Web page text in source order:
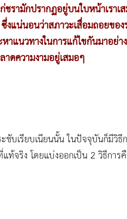
ามักปรากฏอยู่บนใบหน้าเราเ
งแน่นอนว่าสภาวะเสื่อมถอยขอ
าแนวทางในการแก้ไขกันมาอ
ดความงามอยู่เสมอๆ
ชับเรียบเนียนนั้น ในปัจจุบันก็มีวิ
แท้จริง โดยแบ่งออกเป็น 2 วิธีกา